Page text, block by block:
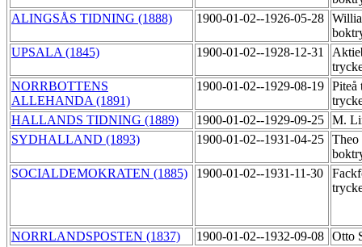
ALINGSÅS TIDNING (1888)
1900-01-02--1926-05-28
UPSALA (1845)
1900-01-02--1928-12-31
NORRBOTTENS
ALLEHANDA (1891)
1900-01-02--1929-08-19 Piteå
HALLANDS TIDNING (1889)
1900-01-02--1929-09-25 M.
SYDHALLAND (1893)
1900-01-02--1931-04-25 Theo
SOCIALDEMOKRATEN (1885)
1900-01-02--1931-11-30
NORRLANDSPOSTEN (1837) 1900-01-02--1932-09-08 Otto